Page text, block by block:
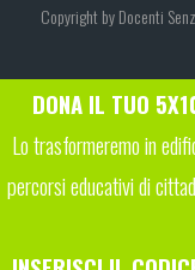
Copyright by Docenti
DONA IL TUO
Lo trasformeremo in
percorsi educativi di